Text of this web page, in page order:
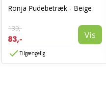
Ronja Pudebetræk - Beige
139,-
83,- Vis
Tilgængelig